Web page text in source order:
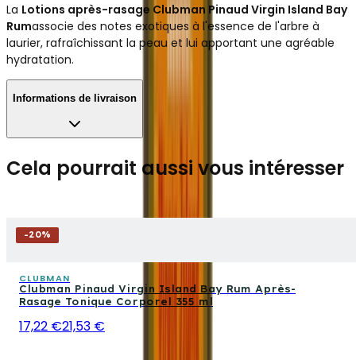
La Lotions après-rasage Clubman Pinaud Virgin Island Bay
Rumassocie des notes exotiques à l'essence de l'arbre à
laurier, rafraîchissant la peau et lui apportant une agréable
hydratation.
Informations de livraison
Cela pourrait aussi vous intéresser
-20%
CLUBMAN
Clubman Pinaud Virgin Island Bay Rum Après-
Rasage Tonique Corporel 355 ml
17,22 €21,53 €